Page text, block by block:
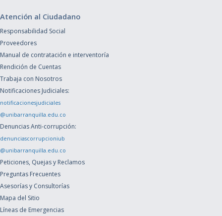
Atención al Ciudadano
Responsabilidad Social
Proveedores
Manual de contratación e interventoría
Rendición de Cuentas
Trabaja con Nosotros
Notificaciones Judiciales:
notificacionesjudiciales
@unibarranquilla.edu.co
Denuncias Anti-corrupción:
denunciascorrupcioniub
@unibarranquilla.edu.co
Peticiones, Quejas y Reclamos
Preguntas Frecuentes
Asesorías y Consultorías
Mapa del Sitio
Líneas de Emergencias